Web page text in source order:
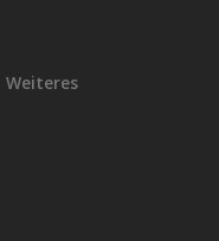
Weiteres